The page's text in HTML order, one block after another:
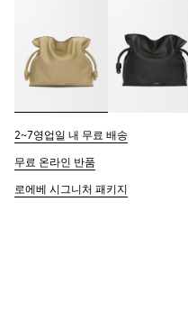
2~7영업일 내 무료 배송
무료 온라인 반품
로에베 시그니처 패키지